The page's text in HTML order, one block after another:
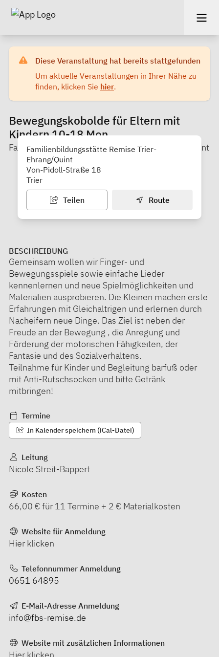
Diese Veranstaltung hat bereits stattgefunden
Um aktuelle Veranstaltungen in Ihrer Nähe zu
finden, klicken Sie hier.
Bewegungskobolde für Eltern mit
Kindern 10-18 Mon.
Familienbildungsstätte Remise Trier-Ehrang/Quint
Familienbildungsstätte Remise Trier-
Ehrang/Quint
Von-Pidoll-Straße 18
Trier
Teilen Route
BESCHREIBUNG
Gemeinsam wollen wir Finger- und
Bewegungsspiele sowie einfache Lieder
kennenlernen und neue Spielmöglichkeiten und
Materialien ausprobieren. Die Kleinen machen erste
Erfahrungen mit Gleichaltrigen und erlernen durch
Nacheifern neue Dinge. Das Ziel ist neben der
Freude an der Bewegung , die Anregung und
Förderung der motorischen Fähigkeiten, der
Fantasie und des Sozialverhaltens.
Teilnahme für Kinder und Begleitung barfuß oder
mit Anti-Rutschsocken und bitte Getränk
mitbringen!
Termine
In Kalender speichern (iCal-Datei)
Leitung
Nicole Streit-Bappert
Kosten
66,00 € für 11 Termine + 2 € Materialkosten
Website für Anmeldung
Hier klicken
Telefonnummer Anmeldung
0651 64895
E-Mail-Adresse Anmeldung
info@fbs-remise.de
Website mit zusätzlichen Informationen
Hier klicken